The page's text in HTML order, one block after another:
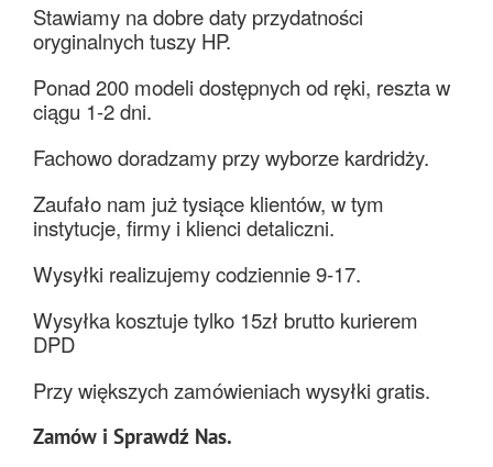
Stawiamy na dobre daty przydatności
oryginalnych tuszy HP.
Ponad 200 modeli dostępnych od ręki, reszta w
ciągu 1-2 dni.
Fachowo doradzamy przy wyborze kardridży.
Zaufało nam już tysiące klientów, w tym
instytucje, firmy i klienci detaliczni.
Wysyłki realizujemy codziennie 9-17.
Wysyłka kosztuje tylko 15zł brutto kurierem
DPD
Przy większych zamówieniach wysyłki gratis.
Zamów i Sprawdź Nas.